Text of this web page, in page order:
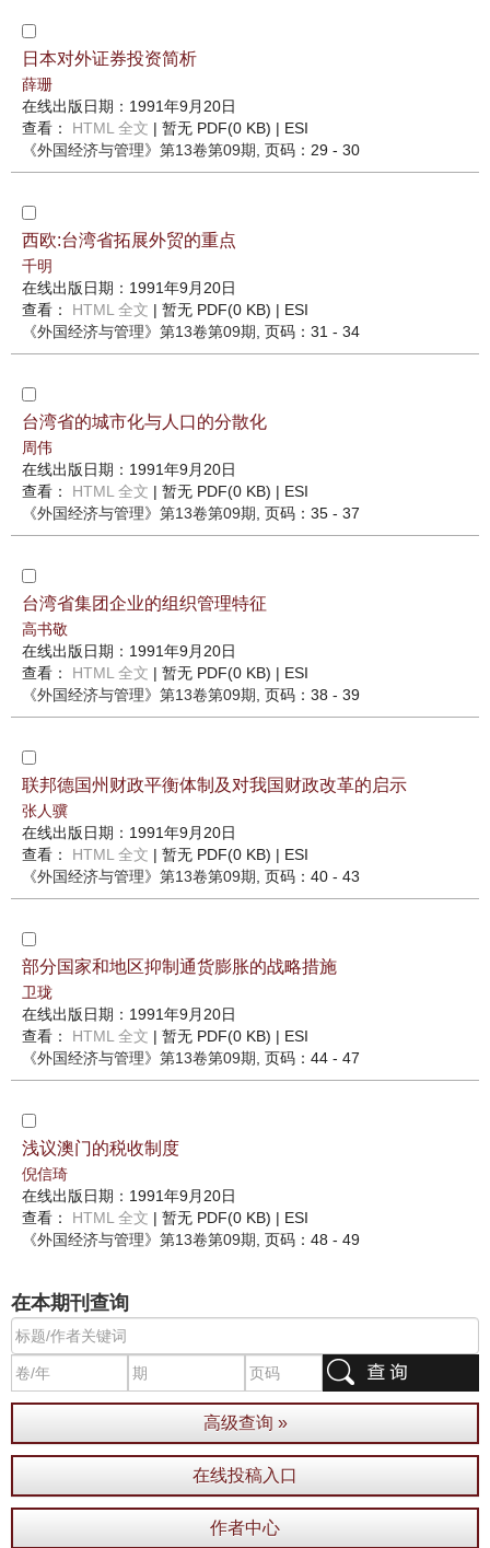
日本对外证券投资简析
薛珊
在线出版日期：1991年9月20日
查看： HTML 全文 | 暂无 PDF(0 KB) | ESI
《外国经济与管理》 第13卷第09期 , 页码：29 - 30
西欧:台湾省拓展外贸的重点
千明
在线出版日期：1991年9月20日
查看： HTML 全文 | 暂无 PDF(0 KB) | ESI
《外国经济与管理》 第13卷第09期 , 页码：31 - 34
台湾省的城市化与人口的分散化
周伟
在线出版日期：1991年9月20日
查看： HTML 全文 | 暂无 PDF(0 KB) | ESI
《外国经济与管理》 第13卷第09期 , 页码：35 - 37
台湾省集团企业的组织管理特征
高书敬
在线出版日期：1991年9月20日
查看： HTML 全文 | 暂无 PDF(0 KB) | ESI
《外国经济与管理》 第13卷第09期 , 页码：38 - 39
联邦德国州财政平衡体制及对我国财政改革的启示
张人骥
在线出版日期：1991年9月20日
查看： HTML 全文 | 暂无 PDF(0 KB) | ESI
《外国经济与管理》 第13卷第09期 , 页码：40 - 43
部分国家和地区抑制通货膨胀的战略措施
卫珑
在线出版日期：1991年9月20日
查看： HTML 全文 | 暂无 PDF(0 KB) | ESI
《外国经济与管理》 第13卷第09期 , 页码：44 - 47
浅议澳门的税收制度
倪信琦
在线出版日期：1991年9月20日
查看： HTML 全文 | 暂无 PDF(0 KB) | ESI
《外国经济与管理》 第13卷第09期 , 页码：48 - 49
在本期刊查询
高级查询 »
在线投稿入口
作者中心